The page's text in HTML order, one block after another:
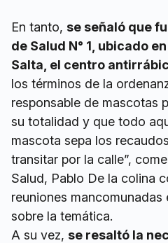
En tanto, se señaló que
de Salud N° 1, ubicado
Salta, el centro
los términos de la
responsable de mascotas
su totalidad y que todo
mascota sepa los
transitar por la calle”,
Salud, Pablo De la colina
reuniones mancomunadas
sobre la temática.
A su vez, se resaltó la